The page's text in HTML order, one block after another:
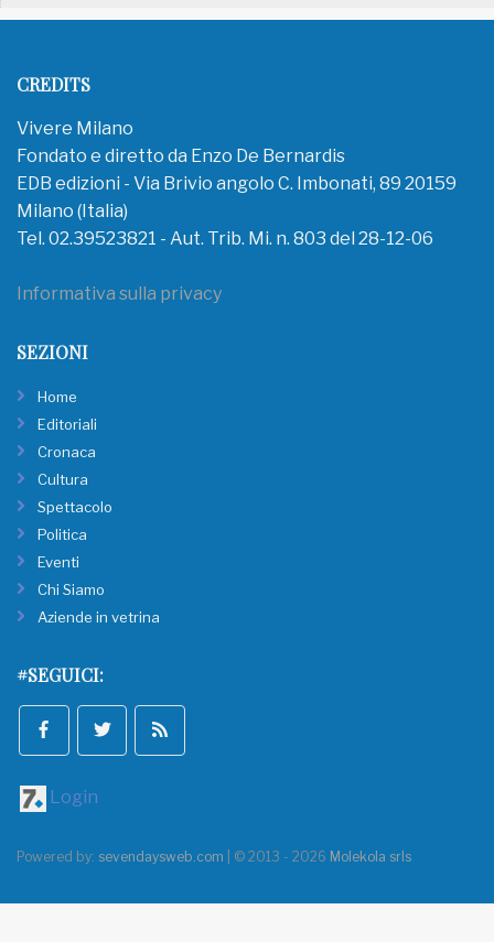
CREDITS
Vivere Milano
Fondato e diretto da Enzo De Bernardis
EDB edizioni - Via Brivio angolo C. Imbonati, 89 20159
Milano (Italia)
Tel. 02.39523821 - Aut. Trib. Mi. n. 803 del 28-12-06
Informativa sulla privacy
SEZIONI
Home
Editoriali
Cronaca
Cultura
Spettacolo
Politica
Eventi
Chi Siamo
Aziende in vetrina
#SEGUICI:
Login
Powered by: sevendaysweb.com | © 2013 - 2026 Molekola srls